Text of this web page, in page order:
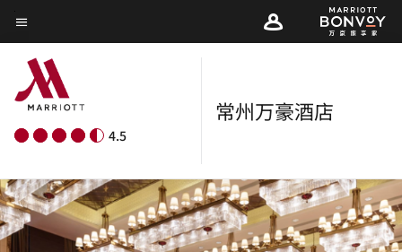
Skip
to
main
content
菜单文本
4.5
常州万豪酒店